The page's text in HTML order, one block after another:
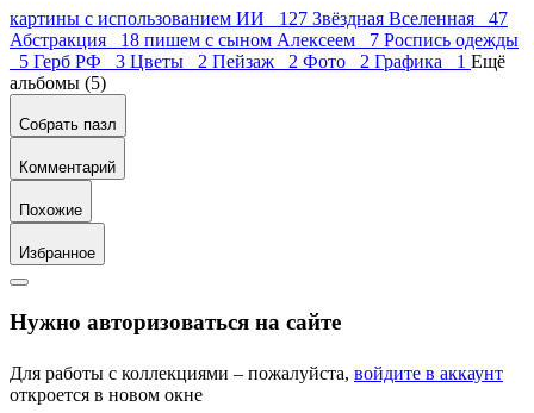
картины с использованием ИИ 127 Звёздная Вселенная 47
Абстракция 18 пишем с сыном Алексеем 7 Роспись одежды
5 Герб РФ 3 Цветы 2 Пейзаж 2 Фото 2 Графика 1 Ещё
альбомы (5)
Собрать пазл
Комментарий
Похожие
Избранное
Нужно авторизоваться на сайте
Для работы с коллекциями – пожалуйста, войдите в аккаунт
откроется в новом окне